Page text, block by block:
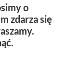
o
zdarza się